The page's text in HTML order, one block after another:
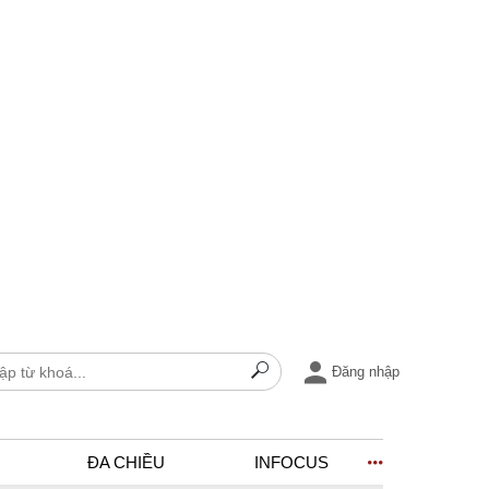
Đăng nhập
ĐA CHIỀU INFOCUS